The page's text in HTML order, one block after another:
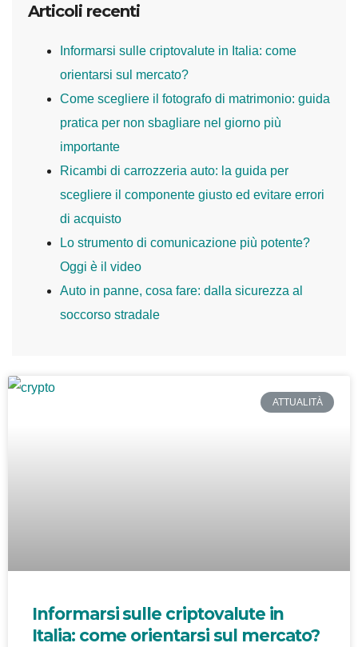
Articoli recenti
Informarsi sulle criptovalute in Italia: come
orientarsi sul mercato?
Come scegliere il fotografo di matrimonio: guida
pratica per non sbagliare nel giorno più
importante
Ricambi di carrozzeria auto: la guida per
scegliere il componente giusto ed evitare errori
di acquisto
Lo strumento di comunicazione più potente?
Oggi è il video
Auto in panne, cosa fare: dalla sicurezza al
soccorso stradale
ATTUALITÀ
Informarsi sulle criptovalute in
Italia: come orientarsi sul mercato?